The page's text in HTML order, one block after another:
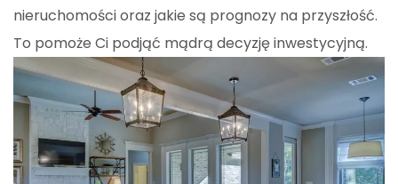
nieruchomości oraz jakie są prognozy na przyszłość.
To pomoże Ci podjąć mądrą decyzję inwestycyjną.